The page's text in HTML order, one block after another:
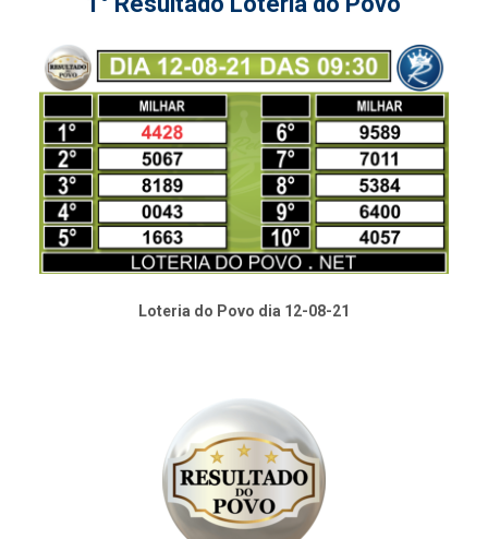
Loteria do Povo dia 12-08-21